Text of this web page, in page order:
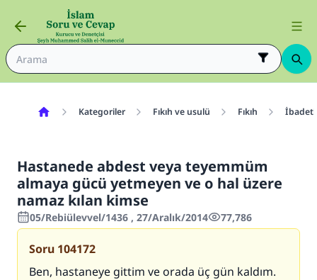
Kategoriler Fıkıh ve usulü Fıkıh
Hastanede abdest veya teyemmüm
almaya gücü yetmeyen ve o hal üzere
namaz kılan kimse
05/Rebiülevvel/1436 , 27/Aralık/2014 77,786
Soru 104172
Ben, hastaneye gittim ve orada üç gün kaldım.